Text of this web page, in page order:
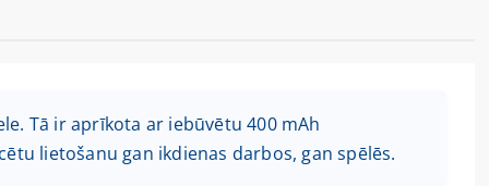
Tā ir aprīkota ar iebūvētu 400 mAh
lietošanu gan ikdienas darbos, gan spēlēs.